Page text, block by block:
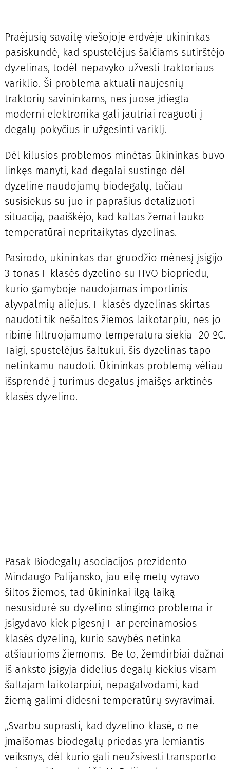
Praėjusią savaitę viešojoje erdvėje ūkininkas
pasiskundė, kad spustelėjus šalčiams sutirštėjo
dyzelinas, todėl nepavyko užvesti traktoriaus
variklio. Ši problema aktuali naujesnių
traktorių savininkams, nes juose įdiegta
moderni elektronika gali jautriai reaguoti į
degalų pokyčius ir užgesinti variklį.
Dėl kilusios problemos minėtas ūkininkas buvo
linkęs manyti, kad degalai sustingo dėl
dyzeline naudojamų biodegalų, tačiau
susisiekus su juo ir paprašius detalizuoti
situaciją, paaiškėjo, kad kaltas žemai lauko
temperatūrai nepritaikytas dyzelinas.
Pasirodo, ūkininkas dar gruodžio mėnesį įsigijo
3 tonas F klasės dyzelino su HVO biopriedu,
kurio gamyboje naudojamas importinis
alyvpalmių aliejus. F klasės dyzelinas skirtas
naudoti tik nešaltos žiemos laikotarpiu, nes jo
ribinė filtruojamumo temperatūra siekia -20 ºC.
Taigi, spustelėjus šaltukui, šis dyzelinas tapo
netinkamu naudoti. Ūkininkas problemą vėliau
išsprendė į turimus degalus įmaišęs arktinės
klasės dyzelino.
Pasak Biodegalų asociacijos prezidento
Mindaugo Palijansko, jau eilę metų vyravo
šiltos žiemos, tad ūkininkai ilgą laiką
nesusidūrė su dyzelino stingimo problema ir
įsigydavo kiek pigesnį F ar pereinamosios
klasės dyzeliną, kurio savybės netinka
atšiaurioms žiemoms. Be to, žemdirbiai dažnai
iš anksto įsigyja didelius degalų kiekius visam
šaltajam laikotarpiui, nepagalvodami, kad
žiemą galimi didesni temperatūrų svyravimai.
„Svarbu suprasti, kad dyzelino klasė, o ne
įmaišomas biodegalų priedas yra lemiantis
veiksnys, dėl kurio gali neužsivesti transporto